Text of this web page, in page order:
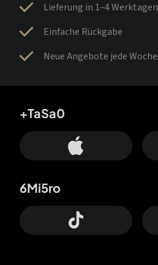
Lieferung in 1–4 Werktagen
Einfache Rückgabe
Neue Angebote jede Woche
+TaSa0
6Mi5ro